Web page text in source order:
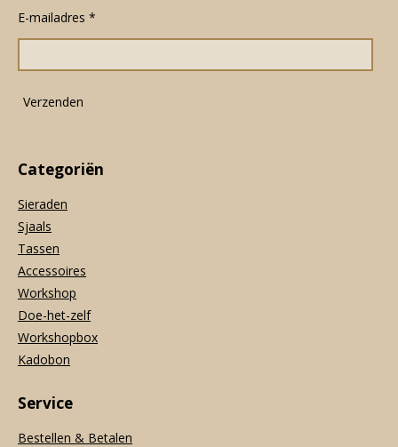
b
o
k
a
g
a
m
A
p
E-mailadres *
Verzenden
Categoriën
Sieraden
Sjaals
Tassen
Accessoires
Workshop
Doe-het-zelf
Workshopbox
Kadobon
Service
Bestellen & Betalen